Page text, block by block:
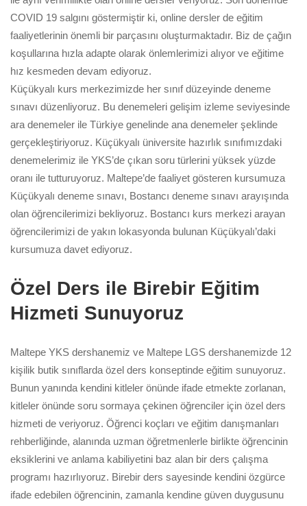
COVID 19 salgını göstermiştir ki, online dersler de eğitim
faaliyetlerinin önemli bir parçasını oluşturmaktadır. Biz de çağın
koşullarına hızla adapte olarak önlemlerimizi alıyor ve eğitime
hız kesmeden devam ediyoruz.
Küçükyalı kurs merkezimizde her sınıf düzeyinde deneme
sınavı düzenliyoruz. Bu denemeleri gelişim izleme seviyesinde
ara denemeler ile Türkiye genelinde ana denemeler şeklinde
gerçekleştiriyoruz. Küçükyalı üniversite hazırlık sınıfımızdaki
denemelerimiz ile YKS’de çıkan soru türlerini yüksek yüzde
oranı ile tutturuyoruz. Maltepe’de faaliyet gösteren kursumuza
Küçükyalı deneme sınavı, Bostancı deneme sınavı arayışında
olan öğrencilerimizi bekliyoruz. Bostancı kurs merkezi arayan
öğrencilerimizi de yakın lokasyonda bulunan Küçükyalı’daki
kursumuza davet ediyoruz.
Özel Ders ile Birebir Eğitim
Hizmeti Sunuyoruz
Maltepe YKS dershanemiz ve Maltepe LGS dershanemizde 12
kişilik butik sınıflarda özel ders konseptinde eğitim sunuyoruz.
Bunun yanında kendini kitleler önünde ifade etmekte zorlanan,
kitleler önünde soru sormaya çekinen öğrenciler için özel ders
hizmeti de veriyoruz. Öğrenci koçları ve eğitim danışmanları
rehberliğinde, alanında uzman öğretmenlerle birlikte öğrencinin
eksiklerini ve anlama kabiliyetini baz alan bir ders çalışma
programı hazırlıyoruz. Birebir ders sayesinde kendini özgürce
ifade edebilen öğrencinin, zamanla kendine güven duygusunu